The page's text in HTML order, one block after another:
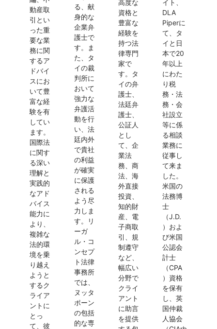
動産取
引とい
った重
要な業
務に関
するア
ドバイ
スにお
いて豊
富な経
験を有
してい
ます。
国際法
に関す
る深い
理解と
実践的
なアド
バイス
能力に
より、
複雑な
法的環
境を乗
り越え
ようと
するク
ライア
ントに
とっ
て、彼
る、献
身的な
企業弁
護士で
す。ま
た、タ
イの裁
判所に
おいて
強力な
弁護活
動を行
い、法
廷内外
で貴社
の利益
が確実
に保護
される
よう尽
力しま
す。リ
ーガ
ル・コ
ンセプ
ト法律
事務所
では、
ヌッタ
ポーン
の包括
的な専
高度な
資格と
豊富な
経験を
持つ法
律専門
家で
す。タ
イの弁
護士、
法廷弁
護士、
公証人
とし
て、企
業法
務、商
法、海
外直接
投資、
知的財
産、電
子商取
引、規
制遵守
など、
幅広い
分野で
クライ
アント
に助言
を提供
イト、
DLA
Piperに
て、タ
イと日
本で20
年以上
にわた
り税
務・法
務・会
社設立
等に係
る相談
業務に
従事し
て来ま
した。
米国の
法務博
士
（J.D.
）およ
び米国
公認会
計士
（CPA
）資格
を保有
し、英
国仲裁
人協会